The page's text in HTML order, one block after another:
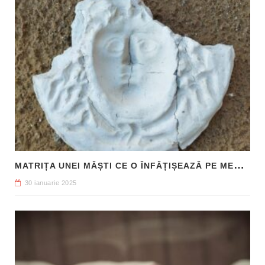
M
ATRIȚA UNEI MĂȘTI CE O ÎNFĂȚIȘEAZĂ PE MEDUSA, DESCOPERITĂ ÎN SICILIA
30 ianuarie 2025